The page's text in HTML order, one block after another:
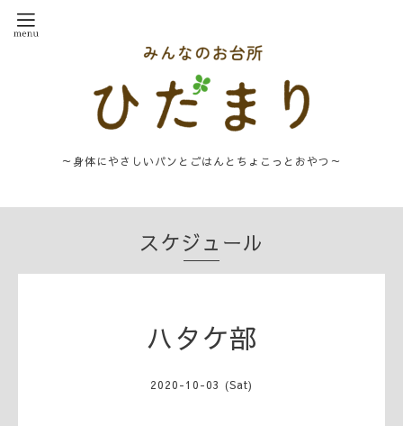
～身体にやさしいパンとごはんとちょこっとおやつ～
スケジュール
ハタケ部
2020-10-03 (Sat)